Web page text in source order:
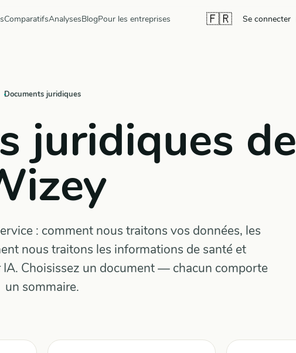
ComparatifsAnalysesBlogPour les entreprises 🇫🇷 Se connecter
Documents juridiques
juridiques de
: comment nous traitons vos données, les
nous traitons les informations de santé et
Choisissez un document — chacun comporte
un sommaire.